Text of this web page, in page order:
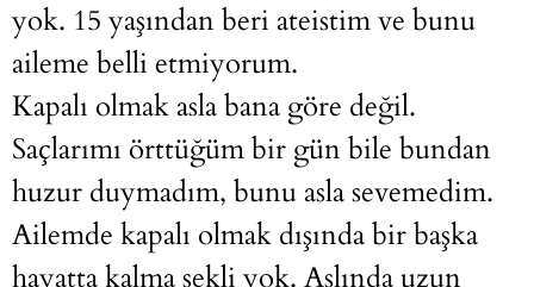
yok. 15 yaşından beri ateistim ve bunu
aileme belli etmiyorum.
Kapalı olmak asla bana göre değil.
Saçlarımı örttüğüm bir gün bile bundan
huzur duymadım, bunu asla sevemedim.
Ailemde kapalı olmak dışında bir başka
hayatta kalma şekli yok. Aslında uzun